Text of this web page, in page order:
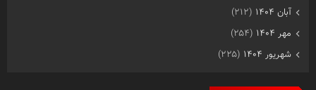
آبان ۱۴۰۴
(۲۱۲)
مهر ۱۴۰۴
(۲۵۴)
شهریور ۱۴۰۴
(۲۲۵)